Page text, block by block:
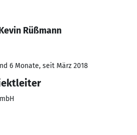
Rüßmann
6 Monate, seit März 2018